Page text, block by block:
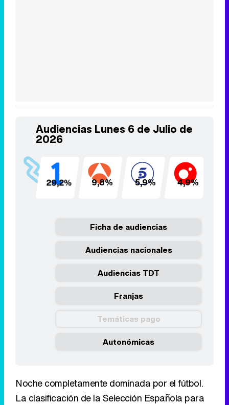
Audiencias Lunes 6 de Julio de
2026
29,2% 9,8% 5,9% 4,9%
Ficha de audiencias
Audiencias nacionales
Audiencias TDT
Franjas
Temáticas pago
Autonómicas
Noche completamente dominada por el fútbol.
La clasificación de la Selección Española para